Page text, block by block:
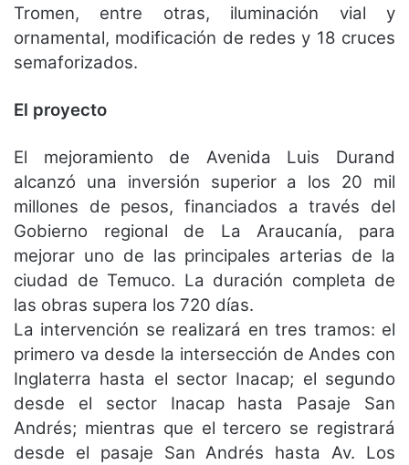
Tromen, entre otras, iluminación vial y
ornamental, modificación de redes y 18 cruces
semaforizados.
El proyecto
El mejoramiento de Avenida Luis Durand
alcanzó una inversión superior a los 20 mil
millones de pesos, financiados a través del
Gobierno regional de La Araucanía, para
mejorar uno de las principales arterias de la
ciudad de Temuco. La duración completa de
las obras supera los 720 días.
La intervención se realizará en tres tramos: el
primero va desde la intersección de Andes con
Inglaterra hasta el sector Inacap; el segundo
desde el sector Inacap hasta Pasaje San
Andrés; mientras que el tercero se registrará
desde el pasaje San Andrés hasta Av. Los